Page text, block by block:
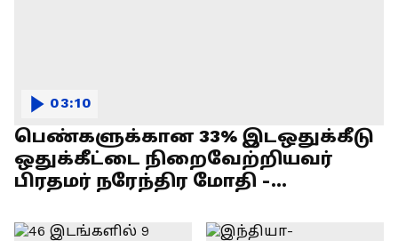
பெண்களுக்கான 33% இடஒதுக்கீடு
ஒதுக்கீட்டை நிறைவேற்றியவர்
பிரதமர் நரேந்திர மோதி -
03:10